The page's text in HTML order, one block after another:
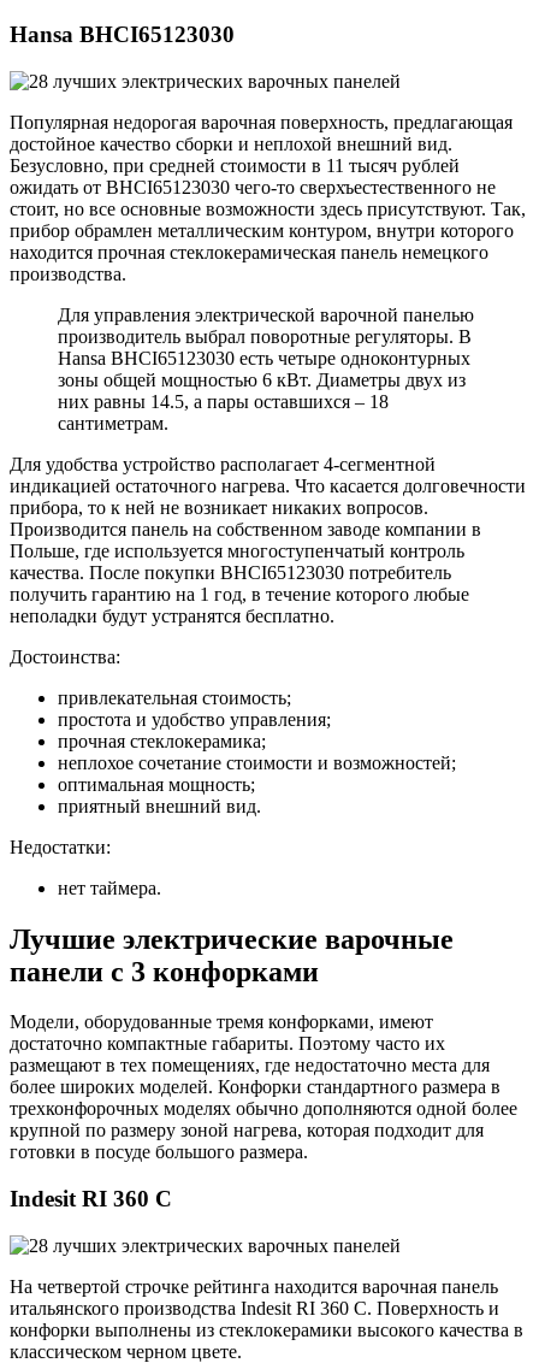
Hansa BHCI65123030
Популярная недорогая варочная поверхность, предлагающая
достойное качество сборки и неплохой внешний вид.
Безусловно, при средней стоимости в 11 тысяч рублей
ожидать от BHCI65123030 чего-то сверхъестественного не
стоит, но все основные возможности здесь присутствуют. Так,
прибор обрамлен металлическим контуром, внутри которого
находится прочная стеклокерамическая панель немецкого
производства.
Для управления электрической варочной панелью
производитель выбрал поворотные регуляторы. В
Hansa BHCI65123030 есть четыре одноконтурных
зоны общей мощностью 6 кВт. Диаметры двух из
них равны 14.5, а пары оставшихся – 18
сантиметрам.
Для удобства устройство располагает 4-сегментной
индикацией остаточного нагрева. Что касается долговечности
прибора, то к ней не возникает никаких вопросов.
Производится панель на собственном заводе компании в
Польше, где используется многоступенчатый контроль
качества. После покупки BHCI65123030 потребитель
получить гарантию на 1 год, в течение которого любые
неполадки будут устранятся бесплатно.
Достоинства:
привлекательная стоимость;
простота и удобство управления;
прочная стеклокерамика;
неплохое сочетание стоимости и возможностей;
оптимальная мощность;
приятный внешний вид.
Недостатки:
нет таймера.
Лучшие электрические варочные
панели с 3 конфорками
Модели, оборудованные тремя конфорками, имеют
достаточно компактные габариты. Поэтому часто их
размещают в тех помещениях, где недостаточно места для
более широких моделей. Конфорки стандартного размера в
трехконфорочных моделях обычно дополняются одной более
крупной по размеру зоной нагрева, которая подходит для
готовки в посуде большого размера.
Indesit RI 360 C
На четвертой строчке рейтинга находится варочная панель
итальянского производства Indesit RI 360 C. Поверхность и
конфорки выполнены из стеклокерамики высокого качества в
классическом черном цвете.